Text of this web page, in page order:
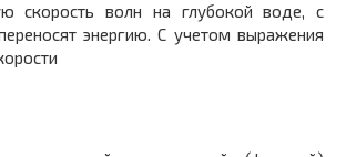
скорость волн на глубокой воде, с
энергию. С учетом выражения